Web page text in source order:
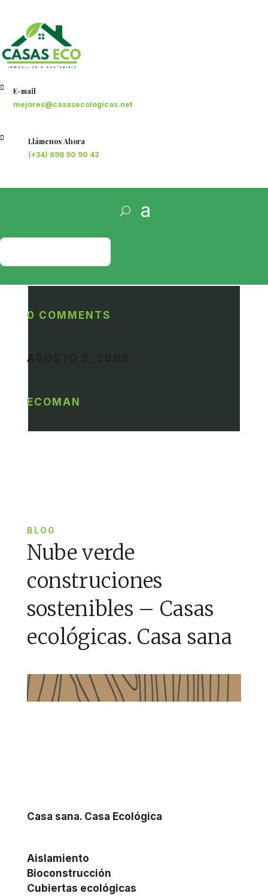
 E-mail
mejores@casasecologicas.net
 Llámenos Ahora
(+34) 698 90 90 43
PRESUPUESTO
0 COMMENTS
AGOSTO 3, 2008
ECOMAN
BLOG
Nube verde
construciones
sostenibles – Casas
ecológicas. Casa sana
Casa sana. Casa Ecológica
Aislamiento
Bioconstrucción
Cubiertas ecológicas